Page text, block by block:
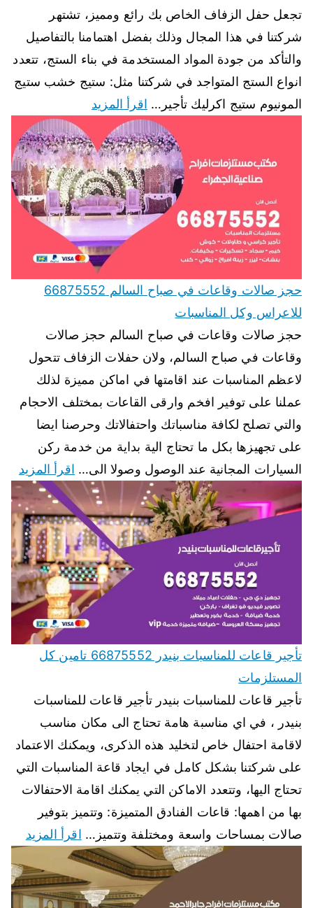
تجعل حفل الزفاف الخاص بك رائع ومميز، تشتهر
شركتنا في هذا المجال وذلك بفضل اهتمامنا بالتفاصيل
والتأكد من جودة المواد المستخدمة في بناء الستج، تتعدد
انواع الستج المتواجد في شركتنا مثل: ستيج خشب ستيج
المونيوم ستيج اكرليك تأجير… اقرأ المزيد
حجز صالات وقاعات في صباح السالم 66875552
للاعراس وكل المناسبات
حجز صالات وقاعات في صباح السالم حجز صالات
وقاعات في صباح السالم، ولان حفلات الزفاف تتحول
لاعظم المناسبات عند اقامتها في اماكن مميزة لذلك
عملنا على توفير افخم وارقى القاعات بمختلف الاحجام
والتي تصلح لكافة مناسباتك واحتفالاتك وحرصنا ايضا
على تجهيزها بكل ما تحتاج الية بداية من خدمة ركن
السيارات المجانية عند الوصول وصولا الى… اقرأ المزيد
تأجير قاعات للمناسبات بنيدر 66875552 تامين كل
المستلزمات
تأجير قاعات للمناسبات بنيدر تأجير قاعات للمناسبات
بنيدر ، في اي مناسبة هامة تحتاج الى مكان مناسب
لاقامة احتفال خاص لتخليد هذه الذكرى، ويمكنك الاعتماد
على شركتنا بشكل كامل في ايجاد قاعة المناسبات التي
تحتاج اليها، وتتعدد الاماكن التي يمكنك اقامة الاحتفالات
بها من اهمها: قاعات الفنادق المتميزة: وتتميز بتوفير
صالات بمساحات واسعة ومختلفة وتتميز… اقرأ المزيد